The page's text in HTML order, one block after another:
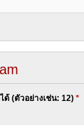
ด้ (ตัวอย่างเช่น: 12) *